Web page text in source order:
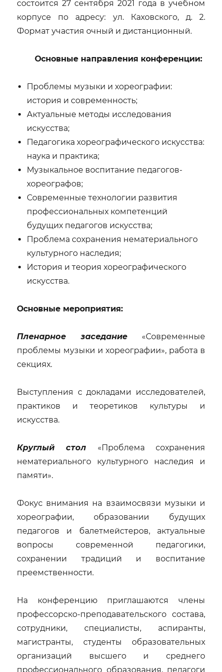
состоится 27 сентября 2021 года в учебном
корпусе по адресу: ул. Каховского, д. 2.
Формат участия очный и дистанционный.
Основные направления конференции:
Проблемы музыки и хореографии:
история и современность;
Актуальные методы исследования
искусства;
Педагогика хореографического искусства:
наука и практика;
Музыкальное воспитание педагогов-
хореографов;
Современные технологии развития
профессиональных компетенций
будущих педагогов искусства;
Проблема сохранения нематериального
культурного наследия;
История и теория хореографического
искусства.
Основные мероприятия:
Пленарное заседание «Современные
проблемы музыки и хореографии», работа в
секциях.
Выступления с докладами исследователей,
практиков и теоретиков культуры и
искусства.
Круглый стол «Проблема сохранения
нематериального культурного наследия и
памяти».
Фокус внимания на взаимосвязи музыки и
хореографии, образовании будущих
педагогов и балетмейстеров, актуальные
вопросы современной педагогики,
сохранении традиций и воспитание
преемственности.
На конференцию приглашаются члены
профессорско-преподавательского состава,
сотрудники, специалисты, аспиранты,
магистранты, студенты образовательных
организаций высшего и среднего
профессионального образования, педагоги